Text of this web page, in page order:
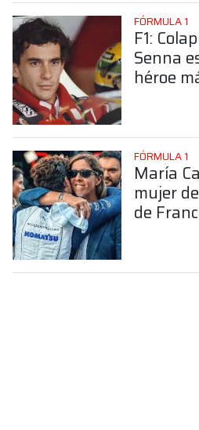
FÓRMULA 1
F1:
Senna
héroe
FÓRMULA 1
María
mujer
de